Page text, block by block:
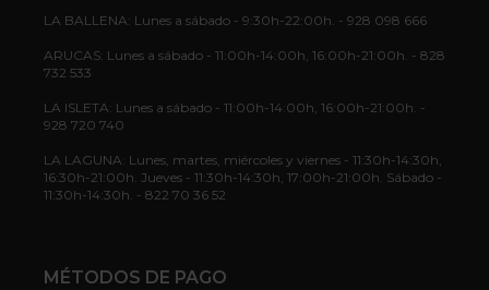
LA BALLENA: Lunes a sábado - 9:30h-22:00h. - 928 098 666
ARUCAS: Lunes a sábado - 11:00h-14:00h, 16:00h-21:00h. - 828
732 533
LA ISLETA: Lunes a sábado - 11:00h-14:00h, 16:00h-21:00h. -
928 720 740
LA LAGUNA: Lunes, martes, miércoles y viernes - 11:30h-14:30h,
16:30h-21:00h. Jueves - 11:30h-14:30h, 17:00h-21:00h. Sábado -
11:30h-14:30h. - 822 70 36 52
MÉTODOS DE PAGO